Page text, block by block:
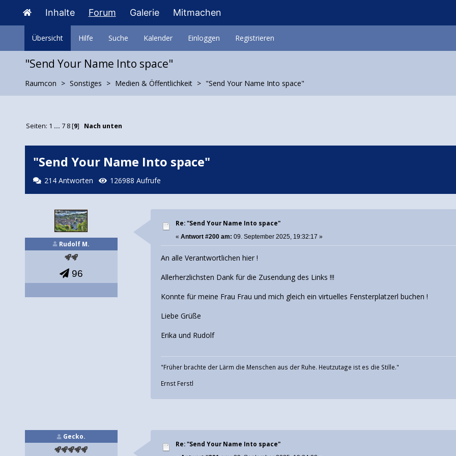
Inhalte Forum Galerie Mitmachen
Übersicht Hilfe Suche Kalender Einloggen Registrieren
"Send Your Name Into space"
Raumcon Sonstiges Medien & Öffentlichkeit "Send Your Name Into space"
Seiten: 1 ... 7 8[9] Nach unten
"Send Your Name Into space"
214 Antworten 126988 Aufrufe
Rudolf M.
96
Re: "Send Your Name Into space"
«Antwort #200 am: 09. September 2025, 19:32:17 »
An alle Verantwortlichen hier !
Allerherzlichsten Dank für die Zusendung des Links !!!
Konnte für meine Frau Frau und mich gleich ein virtuelles Fensterplatzerl buchen !
Liebe Grüße
Erika und Rudolf
"Früher brachte der Lärm die Menschen aus der Ruhe. Heutzutage ist es die Stille."
Ernst Ferstl
Gecko.
Re: "Send Your Name Into space"